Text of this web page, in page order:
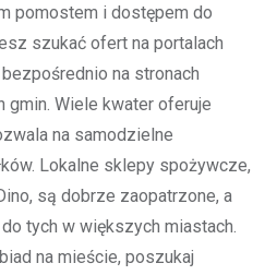
pomostem i dostępem do
szukać ofert na portalach
na stronach
gmin. Wiele kwater oferuje
na samodzielne
Lokalne sklepy spożywcze,
są dobrze zaopatrzone, a
tych w większych miastach.
na mieście, poszukaj